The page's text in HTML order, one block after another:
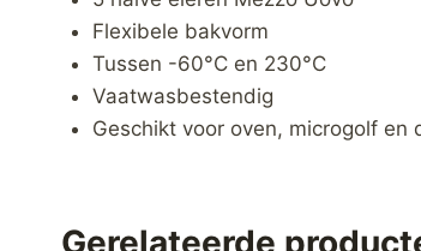
Flexibele bakvorm
Tussen -60°C en 230°C
Vaatwasbestendig
Geschikt voor oven, microgolf en
Gerelateerde